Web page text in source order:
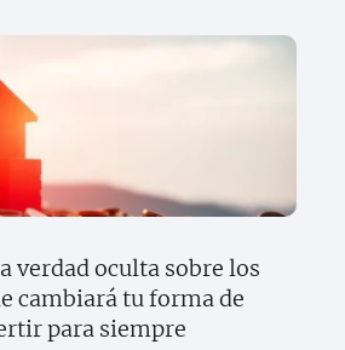
verdad oculta sobre los
cambiará tu forma de
para siempre